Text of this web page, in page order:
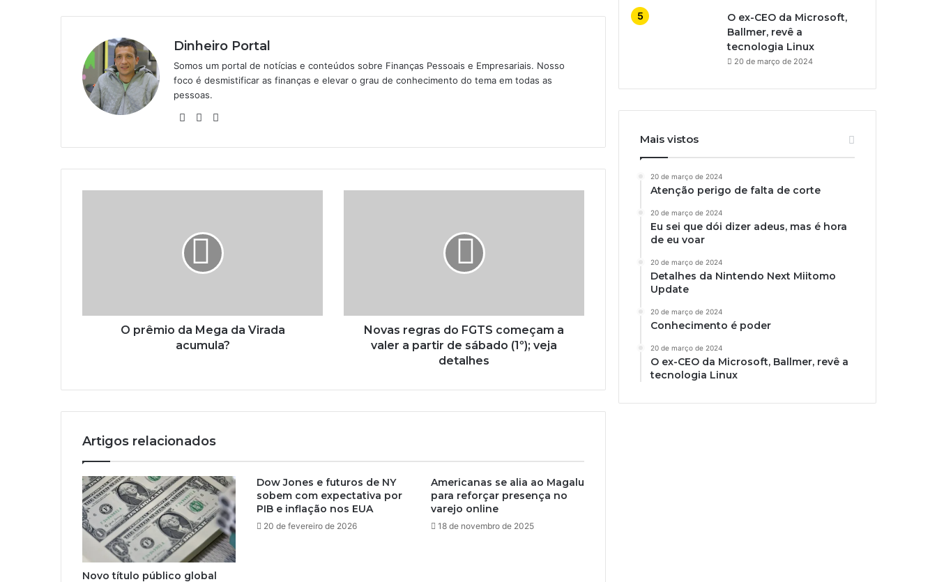
Dinheiro Portal
Somos um portal de notícias e conteúdos sobre Finanças Pessoais e Empresariais. Nosso
foco é desmistificar as finanças e elevar o grau de conhecimento do tema em todas as
pessoas.
WebsiteLinkedin
O prêmio da Mega da Virada
acumula?
Novas regras do FGTS começam a
valer a partir de sábado (1º); veja
detalhes
Artigos relacionados
Novo título público global
Dow Jones e futuros de NY
sobem com expectativa por
PIB e inflação nos EUA
20 de fevereiro de 2026
Americanas se alia ao Magalu
para reforçar presença no
varejo online
18 de novembro de 2025
O ex-CEO da Microsoft,
Ballmer, revê a
tecnologia Linux
20 de março de 2024
Mais vistos
20 de março de 2024
Atenção perigo de falta de corte
20 de março de 2024
Eu sei que dói dizer adeus, mas é hora
de eu voar
20 de março de 2024
Detalhes da Nintendo Next Miitomo
Update
20 de março de 2024
Conhecimento é poder
20 de março de 2024
O ex-CEO da Microsoft, Ballmer, revê a
tecnologia Linux